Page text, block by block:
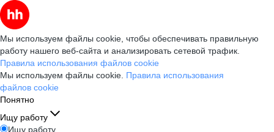
Мы используем файлы cookie, чтобы обеспечивать правильную
работу нашего веб-сайта и анализировать сетевой трафик.
Правила использования файлов cookie
Мы используем файлы cookie. Правила использования
файлов cookie
Понятно
Ищу работу
Ищу работу